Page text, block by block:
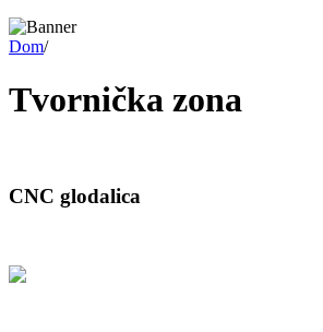
Dom/
Tvornička zona
CNC glodalica